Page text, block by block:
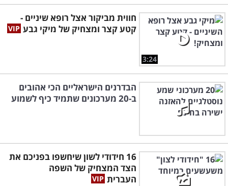
3:24
חווית מביקור אצל רופא שיניים -
קטע קצר ומצחיק של מיקי גבע
הבדרנים הישראליים הכי אהובים
ב-20 מערכונים שתמיד כיף לשמוע
16 חידודי לשון שיחשפו בפניכם את
הצד המצחיק של השפה
העברית